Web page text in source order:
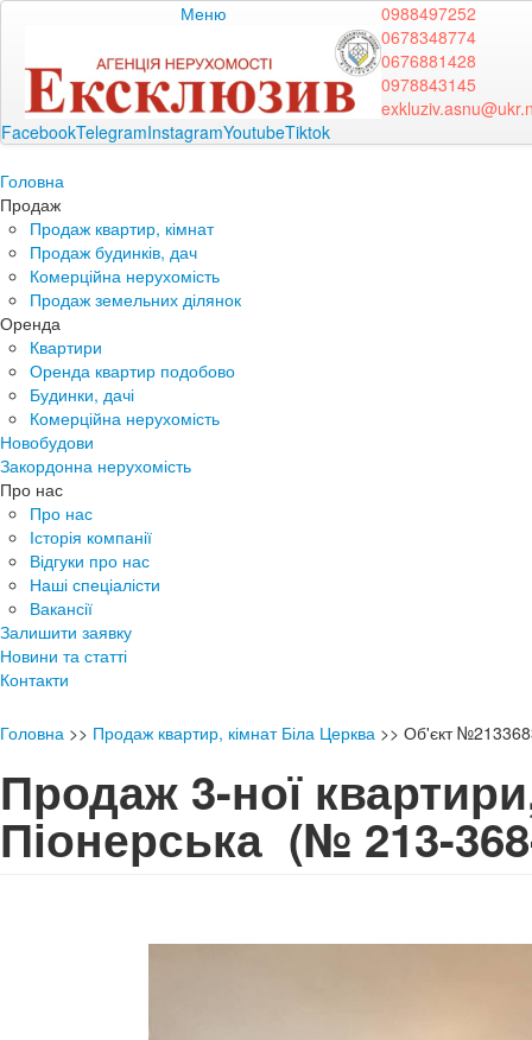
Меню
0988497252
0678348774
0676881428
0978843145
FacebookTelegramInstagramYoutubeTiktok
Головна
Продаж
Продаж квартир, кімнат
Продаж будинків, дач
Комерційна нерухомість
Продаж земельних ділянок
Оренда
Квартири
Оренда квартир подобово
Будинки, дачі
Комерційна нерухомість
Новобудови
Закордонна нерухомість
Про нас
Про нас
Історія компанії
Відгуки про нас
Наші спеціалісти
Вакансії
Залишити заявку
Новини та статті
Контакти
Головна >> Продаж квартир, кімнат Біла Церква >> Об'єкт
Продаж 3-ної
Піонерська (№ 213-